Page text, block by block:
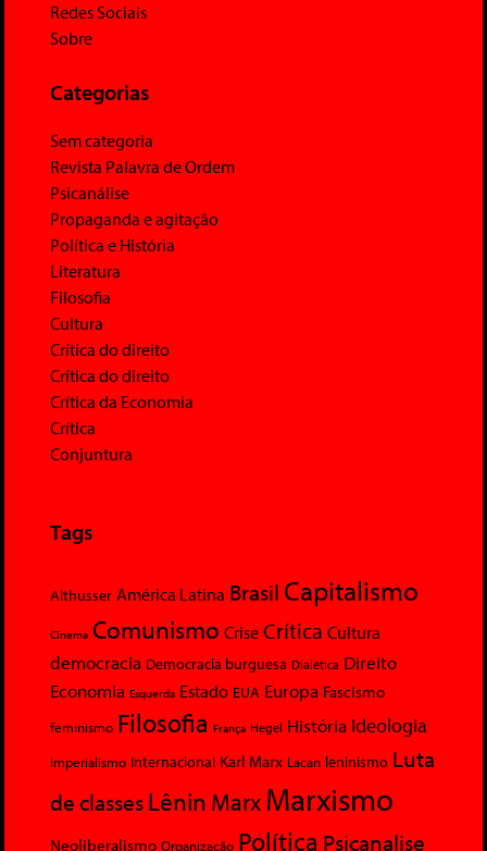
Redes Sociais
Sobre
Categorias
Sem categoria
Revista Palavra de Ordem
Psicanálise
Propaganda e agitação
Política e História
Literatura
Filosofia
Cultura
Crítica do direito
Crítica do direito
Crítica da Economia
Crítica
Conjuntura
Tags
Althusser América Latina Brasil Capitalismo
Cinema Comunismo Crise Crítica Cultura
democracia Democracia burguesa Dialética Direito
Economia Esquerda Estado EUA Europa Fascismo
feminismo Filosofia França Hegel História Ideologia
Imperialismo Internacional Karl Marx Lacan leninismo Luta
de classesLênin MarxMarxismo
Neoliberalismo Organização Política Psicanalise